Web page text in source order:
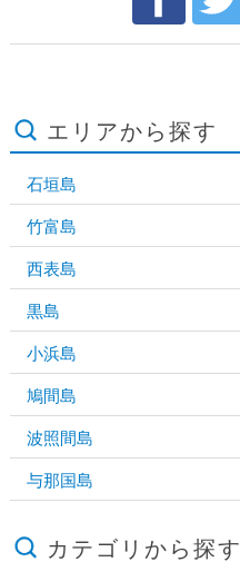
エリアから探す
石垣島
竹富島
西表島
黒島
小浜島
鳩間島
波照間島
与那国島
カテゴリから探す